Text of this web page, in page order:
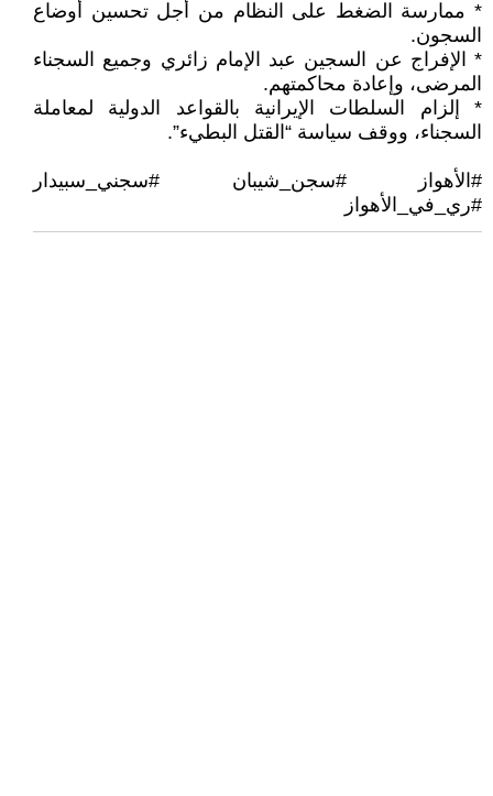
* ممارسة الضغط على النظام من أجل تحسين أوضاع
السجون.
* الإفراج عن السجين عبد الإمام زائري وجميع السجناء
المرضى، وإعادة محاكمتهم.
* إلزام السلطات الإيرانية بالقواعد الدولية لمعاملة
السجناء، ووقف سياسة “القتل البطيء”.
#الأهواز #سجن_شيبان #سجني_سبيدار
#ري_في_الأهواز